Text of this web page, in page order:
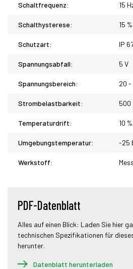
Schaltfrequenz: 15
Schalthysterese: 15 %
Schutzart: IP
Spannungsabfall: 5 V
Spannungsbereich: 20 -
Strombelastbarkeit: 500
Temperaturdrift: 10 %
Umgebungstemperatur: -25
Werkstoff:
PDF-Datenblatt
Alles auf einen Blick: Laden Sie hier
technischen Spezifikationen für
herunter.
Datenblatt herunterladen